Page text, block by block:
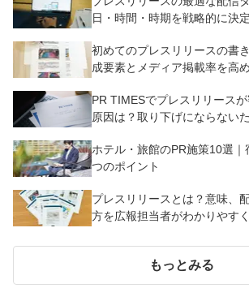
日・時間・時期を戦略的に決
初めてのプレスリリースの書
成要素とメディア掲載率を高
PR TIMESでプレスリリース
原因は？取り下げにならない
ホテル・旅館のPR施策10選｜
つのポイント
プレスリリースとは？意味、
方を広報担当者がわかりやす
もっとみる